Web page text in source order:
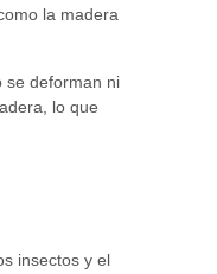
la madera
se deforman ni
lo que
insectos y el